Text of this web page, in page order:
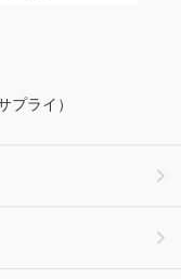
プライ）